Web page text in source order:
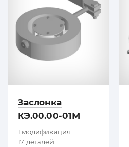
Заслонка
КЭ.00.00-01М
1 модификация
17 деталей